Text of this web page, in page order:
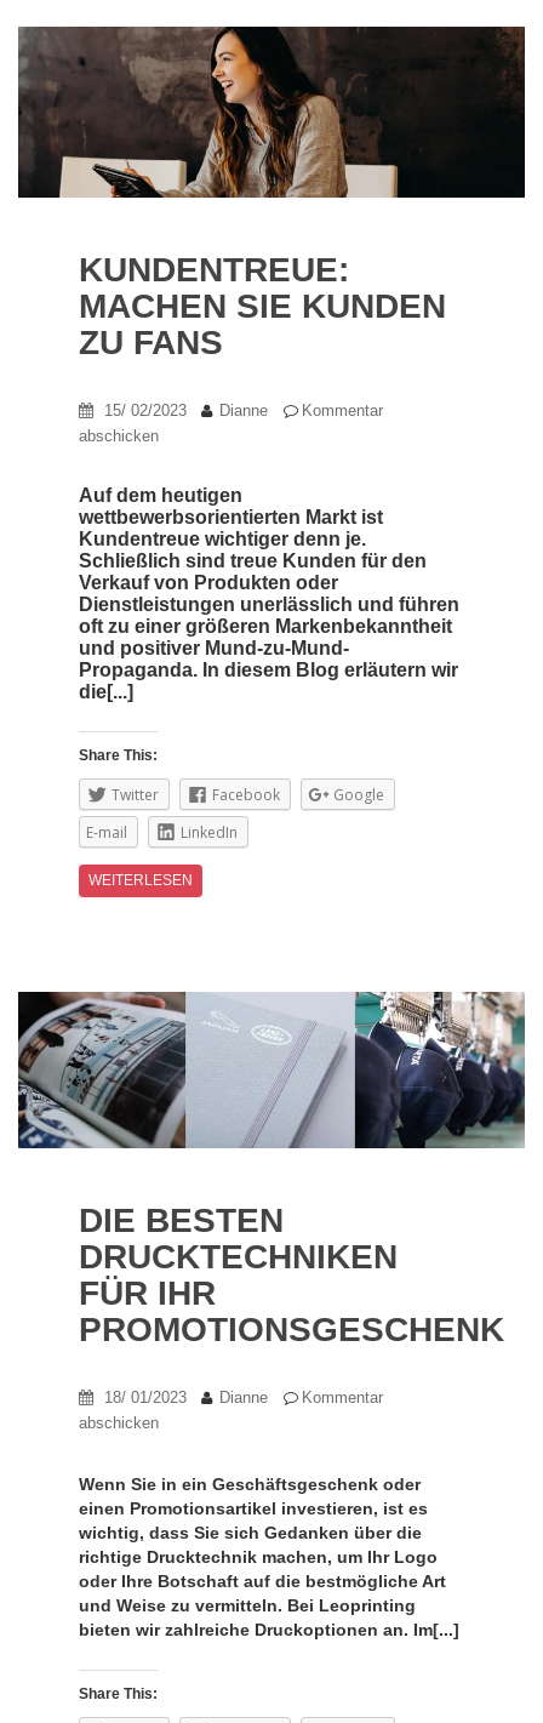
KUNDENTREUE:
MACHEN SIE KUNDEN
ZU FANS
15/ 02/2023 Dianne
Kommentar
abschicken
Auf dem heutigen
wettbewerbsorientierten Markt ist
Kundentreue wichtiger denn je.
Schließlich sind treue Kunden für den
Verkauf von Produkten oder
Dienstleistungen unerlässlich und führen
oft zu einer größeren Markenbekanntheit
und positiver Mund-zu-Mund-
Propaganda. In diesem Blog erläutern wir
die[...]
Share This:
Twitter Facebook
Google
E-mail
LinkedIn
WEITERLESEN
DIE BESTEN
DRUCKTECHNIKEN
FÜR IHR
PROMOTIONSGESCHENK
18/ 01/2023 Dianne
Kommentar
abschicken
Wenn Sie in ein Geschäftsgeschenk oder
einen Promotionsartikel investieren, ist es
wichtig, dass Sie sich Gedanken über die
richtige Drucktechnik machen, um Ihr Logo
oder Ihre Botschaft auf die bestmögliche Art
und Weise zu vermitteln. Bei Leoprinting
bieten wir zahlreiche Druckoptionen an. Im[...]
Share This: